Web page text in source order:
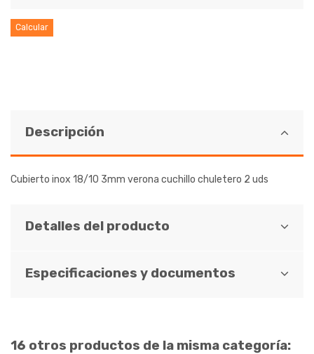
Calcular
Descripción
Cubierto inox 18/10 3mm verona cuchillo chuletero 2 uds
Detalles del producto
Especificaciones y documentos
16 otros productos de la misma categoría: